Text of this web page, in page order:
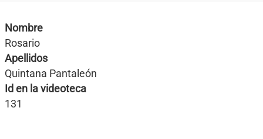
Nombre
Rosario
Apellidos
Quintana Pantaleón
Id en la videoteca
131